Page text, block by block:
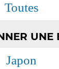
Toutes
UNE
Japon